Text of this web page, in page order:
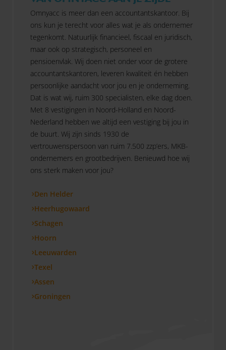
Omnyacc is meer dan een accountantskantoor. Bij
ons kun je terecht voor alles wat je als ondernemer
tegenkomt. Natuurlijk financieel, fiscaal en juridisch,
maar ook op strategisch, personeel en
pensioenvlak. Wij doen niet onder voor de grotere
accountantskantoren, leveren kwaliteit én hebben
persoonlijke aandacht voor jou en je onderneming.
Dat is wat wij, ruim 300 specialisten, elke dag doen.
Met 8 vestigingen in Noord-Holland en Noord-
Nederland hebben we altijd een vestiging bij jou in
de buurt. Wij zijn sinds 1930 de
vertrouwenspersoon van ruim 7.500 zzp’ers, MKB-
ondernemers en grootbedrijven. Benieuwd hoe wij
ons sterk maken voor jou?
Den Helder
Heerhugowaard
Schagen
Hoorn
Leeuwarden
Texel
Assen
Groningen